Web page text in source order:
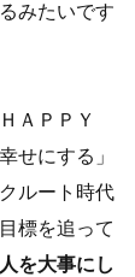
みたいです
ＡＰＰＹ
せにする」
ルート時代
標を追って
を大事にし